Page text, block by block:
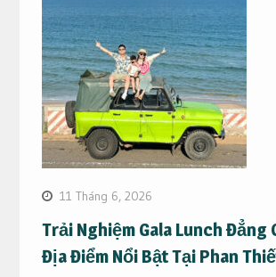
11 Tháng 6, 2026
Trải Nghiệm Gala Lunch Đẳng
Địa Điểm Nổi Bật Tại Phan